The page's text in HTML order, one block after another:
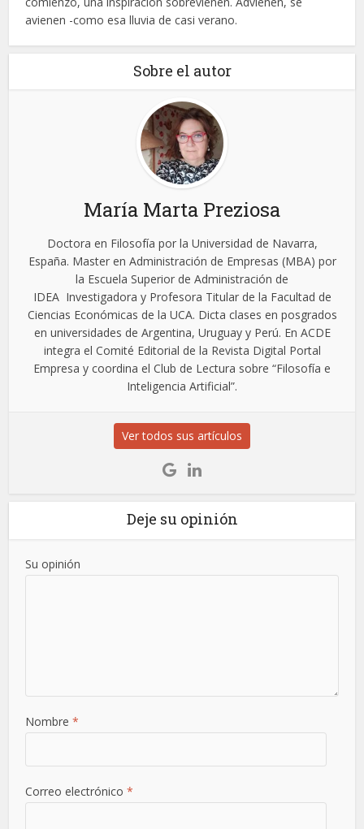
avienen -como esa lluvia de casi verano.
Sobre el autor
María Marta Preziosa
Doctora en Filosofía por la Universidad de Navarra,
España. Master en Administración de Empresas (MBA) por
la Escuela Superior de Administración de
IDEA Investigadora y Profesora Titular de la Facultad de
Ciencias Económicas de la UCA. Dicta clases en posgrados
en universidades de Argentina, Uruguay y Perú. En ACDE
integra el Comité Editorial de la Revista Digital Portal
Empresa y coordina el Club de Lectura sobre “Filosofía e
Inteligencia Artificial”.
Ver todos sus artículos
Deje su opinión
Su opinión
Nombre*
Correo electrónico*